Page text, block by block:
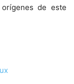
de este